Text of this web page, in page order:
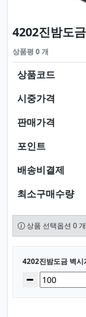
4202진밤도
상품평 0 개
상품코드
시중가격
판매가격
포인트
배송비결제
최소구매수량
상품 선택옵션 0
선택된 옵션
4202진밤도금 벽
수량감소